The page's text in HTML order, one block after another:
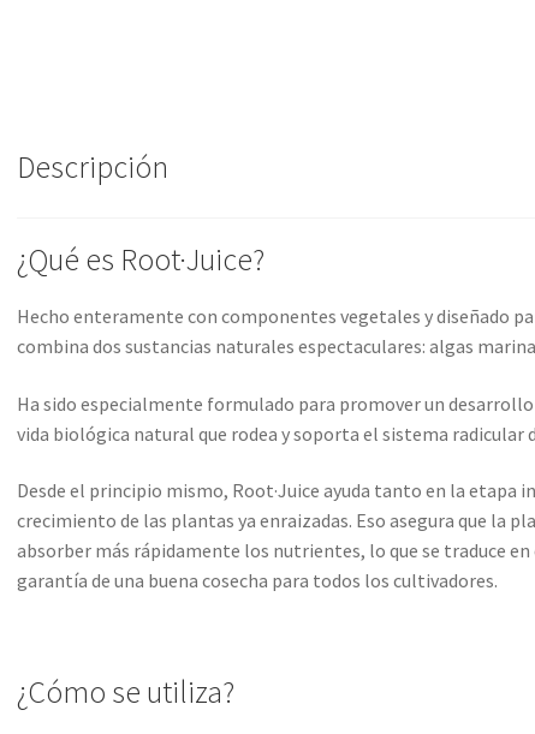
Descripción
¿Qué es Root·Juice?
Hecho enteramente con componentes vegetales y diseñado
combina dos sustancias naturales espectaculares: algas
Ha sido especialmente formulado para promover un
vida biológica natural que rodea y soporta el sistema radicular
Desde el principio mismo, Root·Juice ayuda tanto en la etapa
crecimiento de las plantas ya enraizadas. Eso asegura que la
absorber más rápidamente los nutrientes, lo que se traduce
garantía de una buena cosecha para todos los cultivadores.
¿Cómo se utiliza?